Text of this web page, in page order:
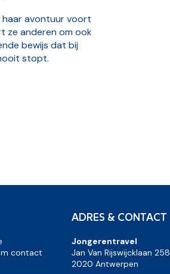
haar avontuur voort
ze anderen om ook
bewijs dat bij
stopt.
contact
ADRES & CONTACT
Jongerentravel
Jan Van Rijswijcklaan 258
2020 Antwerpen